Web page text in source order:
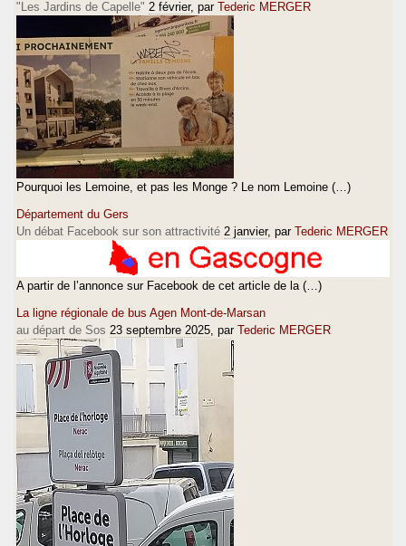
"Les Jardins de Capelle" 2 février, par Tederic MERGER
Pourquoi les Lemoine, et pas les Monge ? Le nom Lemoine (…)
Département du Gers
Un débat Facebook sur son attractivité 2 janvier, par Tederic MERGER
A partir de l’annonce sur Facebook de cet article de la (…)
La ligne régionale de bus Agen Mont-de-Marsan
au départ de Sos 23 septembre 2025, par Tederic MERGER